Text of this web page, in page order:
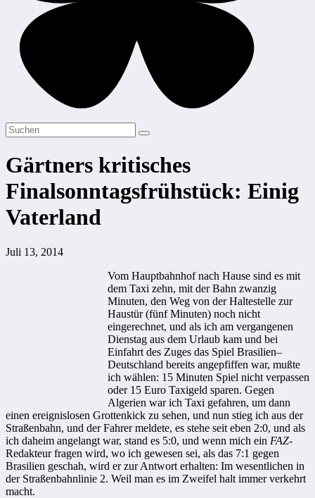
Gärtners kritisches
Finalsonntagsfrühstück: Einig
Vaterland
Juli 13, 2014
Vom Hauptbahnhof nach Hause sind es mit
dem Taxi zehn, mit der Bahn zwanzig
Minuten, den Weg von der Haltestelle zur
Haustür (fünf Minuten) noch nicht
eingerechnet, und als ich am vergangenen
Dienstag aus dem Urlaub kam und bei
Einfahrt des Zuges das Spiel Brasilien–
Deutschland bereits angepfiffen war, mußte
ich wählen: 15 Minuten Spiel nicht verpassen
oder 15 Euro Taxigeld sparen. Gegen
Algerien war ich Taxi gefahren, um dann
einen ereignislosen Grottenkick zu sehen, und nun stieg ich aus der
Straßenbahn, und der Fahrer meldete, es stehe seit eben 2:0, und als
ich daheim angelangt war, stand es 5:0, und wenn mich ein FAZ-
Redakteur fragen wird, wo ich gewesen sei, als das 7:1 gegen
Brasilien geschah, wird er zur Antwort erhalten: Im wesentlichen in
der Straßenbahnlinie 2. Weil man es im Zweifel halt immer verkehrt
macht.